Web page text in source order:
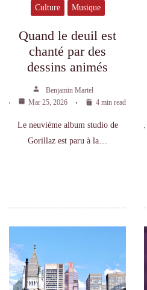
Culture Musique
Quand le deuil est
chanté par des
dessins animés
Benjamin Martel
Mar 25, 2026
4 min read
Le neuvième album studio de
Gorillaz est paru à la…